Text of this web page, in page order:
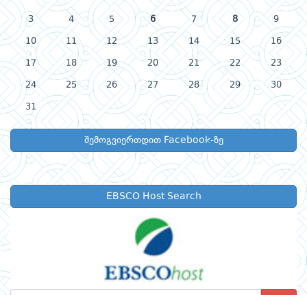
3 4 5 6 7 8 9
10 11 12 13 14 15 16
17 18 19 20 21 22 23
24 25 26 27 28 29 30
31
შემოგვიერთდით Facebook-ზე
EBSCO Host Search